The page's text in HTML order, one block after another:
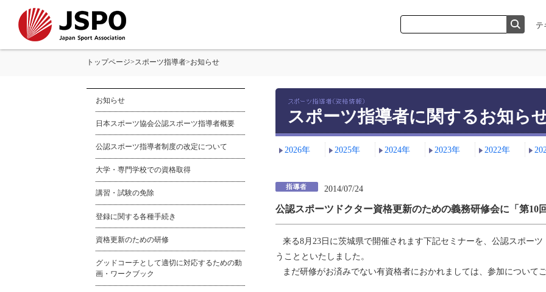
トップページ>スポーツ指導者>お知らせ
スポーツ指導者に関するお知ら
2026年 2025年 2024年 2023年 2022年
2014/07/24
公認スポーツドクター資格更新のための義務研修会に「第10
来る8月23日に茨城県で開催されます下記セミナーを、公認スポー
うことといたしました。
まだ研修がお済みでない有資格者におかれましては、参加について
お知らせ
日本スポーツ協会公認スポーツ指導者概要
公認スポーツ指導者制度の改定について
大学・専門学校での資格取得
講習・試験の免除
登録に関する各種手続き
資格更新のための研修
グッドコーチとして適切に対応するための動
画・ワークブック